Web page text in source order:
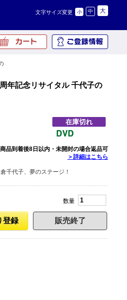
文字サイズ変更 小 中 大
年記念リサイタル 千代子の
在庫切れ
品到着後8日以内・未開封の場合返品可
＞詳細はこちら
千代子、夢のステージ！
数量
販売終了
登録